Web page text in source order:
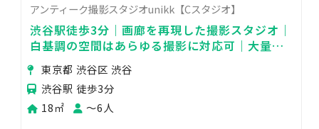
アンティーク撮影スタジオunikk【Cスタジオ】
渋谷駅徒歩3分｜画廊を再現した撮影スタジオ｜
白基調の空間はあらゆる撮影に対応可｜大量の
アンティーク額縁｜自然光◎
東京都 渋谷区 渋谷
渋谷駅 徒歩3分
18㎡
〜6人